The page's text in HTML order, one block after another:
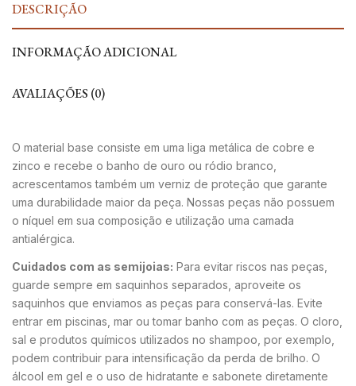
DESCRIÇÃO
INFORMAÇÃO ADICIONAL
AVALIAÇÕES (0)
O material base consiste em uma liga metálica de cobre e
zinco e recebe o banho de ouro ou ródio branco,
acrescentamos também um verniz de proteção que garante
uma durabilidade maior da peça. Nossas peças não possuem
o níquel em sua composição e utilização uma camada
antialérgica.
Cuidados com as semijoias: Para evitar riscos nas peças,
guarde sempre em saquinhos separados, aproveite os
saquinhos que enviamos as peças para conservá-las. Evite
entrar em piscinas, mar ou tomar banho com as peças. O cloro,
sal e produtos químicos utilizados no shampoo, por exemplo,
podem contribuir para intensificação da perda de brilho. O
álcool em gel e o uso de hidratante e sabonete diretamente